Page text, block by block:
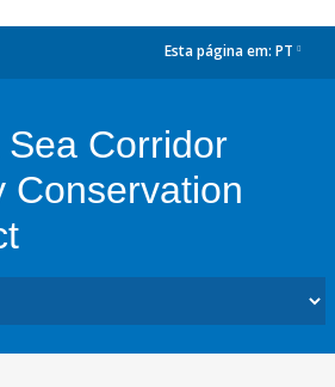
Esta página em: PT
Corridor
Conservation